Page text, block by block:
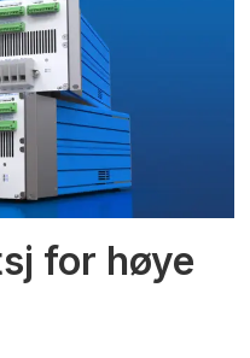
for høye